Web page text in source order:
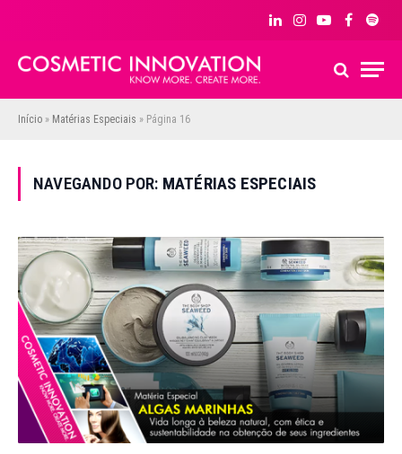
LinkedInInstagram
YouTubeFacebook
Início » Matérias Especiais » Página 16
NAVEGANDO POR: MATÉRIAS ESPECIAIS